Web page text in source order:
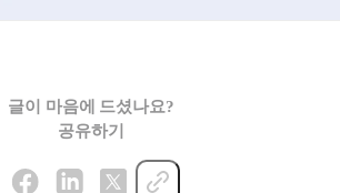
글이 마음에 드셨나요?
공유하기